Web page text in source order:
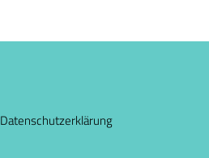
Datenschutzerklärung